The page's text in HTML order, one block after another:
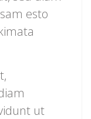
esto
ut